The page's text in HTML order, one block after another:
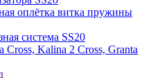
оплётка витка пружины
система SS20
Kalina 2 Cross, Granta